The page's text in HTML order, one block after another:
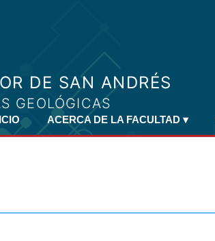
ACERCA DE LA FACULTAD ▾